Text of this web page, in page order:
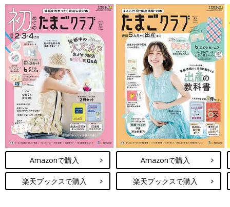
根本的な治療薬はなく、脱水症状を防ぐために水分補給などをし
て回復を待ちます。ほとんどが1週間程度で回復しますが、発症
中と回復後の1週間はうんちにウイルスが排出。感染力が強く、
石けんでの手洗いやアルコール消毒だけでは完全に感染を予防す
ることはできず、家庭内で感染が広がる恐れがあります。
【合併症・後遺症は？】脳症を合併すると、重度の後遺症
が出ることがあります
●合併症
初感染のときが最も症状が重く、重度の下痢や嘔吐による脱水症
状やけいれん、肝機能障害、腎不全、脳症などの合併症を起こす
ことがあります。脱水症状がひどい場合や合併症を併発した場合
は、入院治療が必要です。
●後遺症
Amazonで購入
楽天ブックスで購入
Amazonで購入
楽天ブックスで購入